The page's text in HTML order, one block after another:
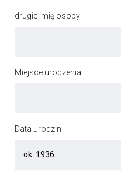
drugie imię osoby
Miejsce urodzenia
Data urodzin